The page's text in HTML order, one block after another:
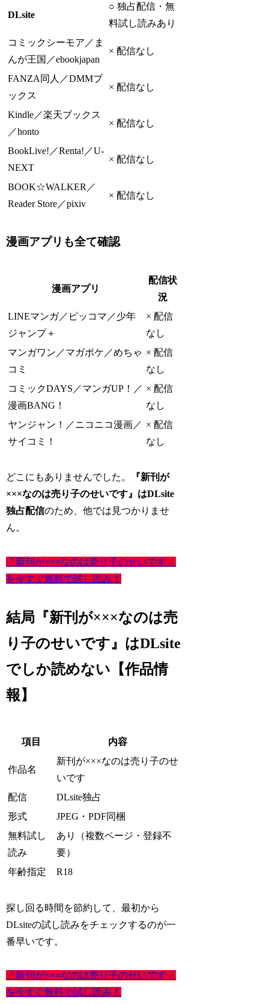
DLsite
○ 独占配信・無
料試し読みあり
コミックシーモア／ま
んが王国／ebookjapan
× 配信なし
FANZA同人／DMMブ
ックス
× 配信なし
Kindle／楽天ブックス
／honto
× 配信なし
BookLive!／Renta!／U-
NEXT
× 配信なし
BOOK☆WALKER／
Reader Store／pixiv
× 配信なし
漫画アプリも全て確認
漫画アプリ
配信状
況
LINEマンガ／ピッコマ／少年
ジャンプ＋
× 配信
なし
マンガワン／マガポケ／めちゃ
コミ
× 配信
なし
コミックDAYS／マンガUP！／
漫画BANG！
× 配信
なし
ヤンジャン！／ニコニコ漫画／
サイコミ！
× 配信
なし
どこにもありませんでした。
『新刊が
×××なのは売り子のせいです』はDLsite
独占配信のため、他では見つかりませ
ん。
「新刊が×××なのは売り子のせいです」
を今すぐ無料で試し読み！
結局『新刊が×××なのは売
り子のせいです』はDLsite
でしか読めない【作品情
報】
項目 内容
作品名
新刊が×××なのは売り子のせ
いです
配信
DLsite独占
形式
JPEG・PDF同梱
無料試し
読み
あり（複数ページ・登録不
要）
年齢指定
R18
探し回る時間を節約して、最初から
DLsiteの試し読みをチェックするのが一
番早いです。
「新刊が×××なのは売り子のせいです」
を今すぐ無料で試し読み！